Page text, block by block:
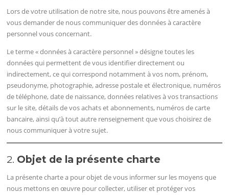
Lors de votre utilisation de notre site, nous pouvons être amenés à
vous demander de nous communiquer des données à caractère
personnel vous concernant.
Le terme « données à caractère personnel » désigne toutes les
données qui permettent de vous identifier directement ou
indirectement, ce qui correspond notamment à vos nom, prénom,
pseudonyme, photographie, adresse postale et électronique, numéros
de téléphone, date de naissance, données relatives à vos transactions
sur le site, détails de vos achats et abonnements, numéros de carte
bancaire, ainsi qu’à tout autre renseignement que vous choisirez de
nous communiquer à votre sujet.
2. Objet de la présente charte
La présente charte a pour objet de vous informer sur les moyens que
nous mettons en œuvre pour collecter, utiliser et protéger vos